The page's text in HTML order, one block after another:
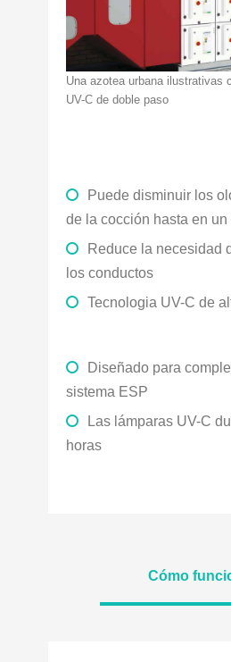
Una azotea urbana ilustrativas
UV-C de doble paso
Puede disminuir los
de la cocción hasta en un
Reduce la necesidad
los conductos
Tecnologia UV-C de
Diseñado para
sistema ESP
Las lámparas UV-C
horas
Cómo